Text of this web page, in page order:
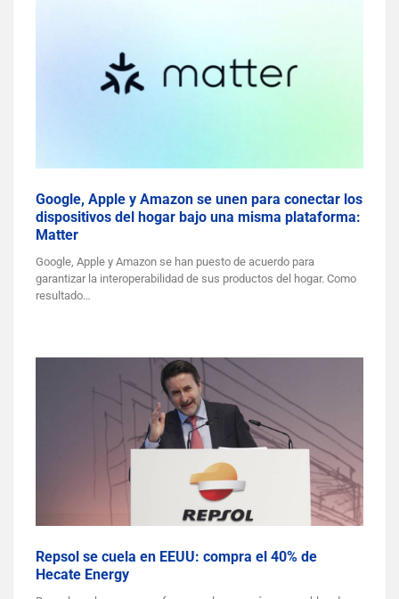
Google, Apple y Amazon se unen para conectar los
dispositivos del hogar bajo una misma plataforma:
Matter
Google, Apple y Amazon se han puesto de acuerdo para
garantizar la interoperabilidad de sus productos del hogar. Como
resultado…
Repsol se cuela en EEUU: compra el 40% de
Hecate Energy